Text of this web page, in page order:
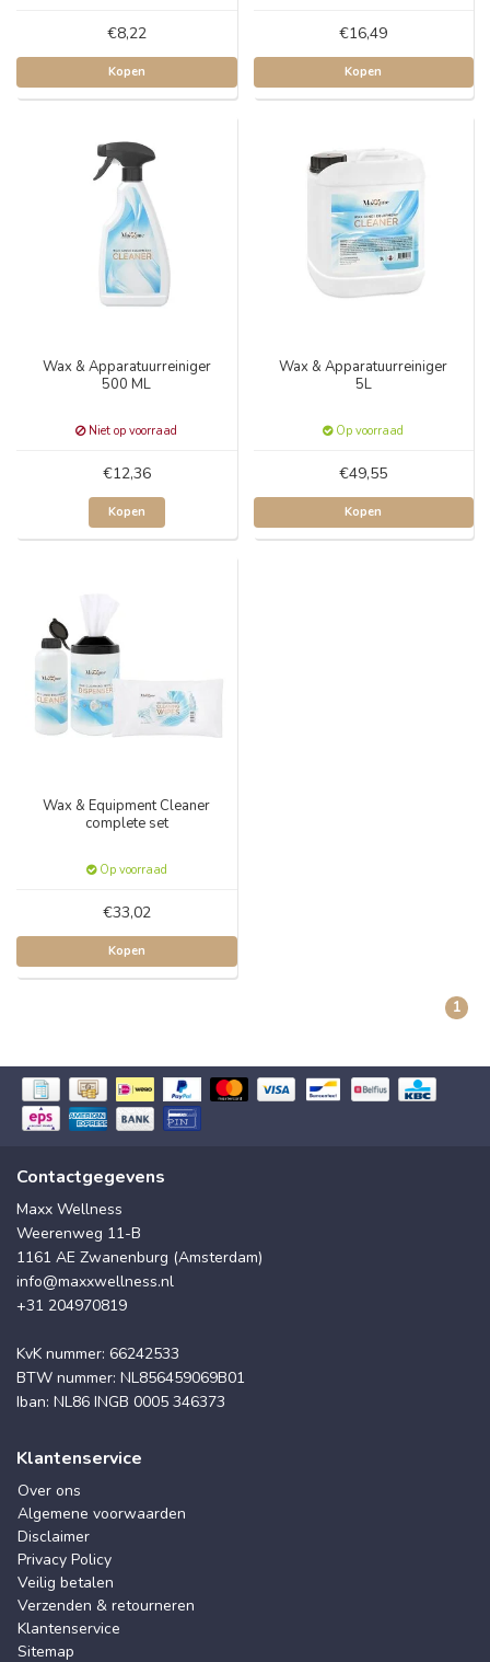
€8,22
Kopen
€16,49
Kopen
Wax & Apparatuurreiniger
500 ML
Niet op voorraad
€12,36
Kopen
Wax & Apparatuurreiniger
5L
Op voorraad
€49,55
Kopen
Wax & Equipment Cleaner
complete set
Op voorraad
€33,02
Kopen
1
Contactgegevens
Maxx Wellness
Weerenweg 11-B
1161 AE Zwanenburg (Amsterdam)
info@maxxwellness.nl
+31 204970819
KvK nummer: 66242533
BTW nummer: NL856459069B01
Iban: NL86 INGB 0005 346373
Klantenservice
Over ons
Algemene voorwaarden
Disclaimer
Privacy Policy
Veilig betalen
Verzenden & retourneren
Klantenservice
Sitemap